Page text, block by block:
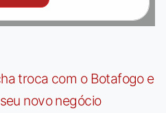
troca com o Botafogo e
novo negócio